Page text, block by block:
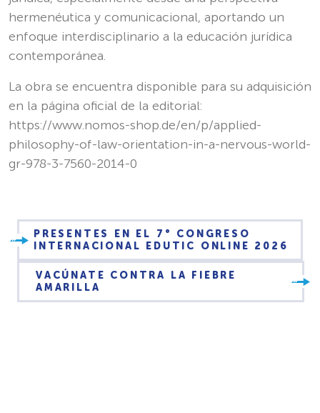
hermenéutica y comunicacional, aportando un
enfoque interdisciplinario a la educación jurídica
contemporánea.
La obra se encuentra disponible para su adquisición
en la página oficial de la editorial:
https://www.nomos-shop.de/en/p/applied-
philosophy-of-law-orientation-in-a-nervous-world-
gr-978-3-7560-2014-0
PRESENTES EN EL 7° CONGRESO
INTERNACIONAL EDUTIC ONLINE 2026
VACÚNATE CONTRA LA FIEBRE
AMARILLA